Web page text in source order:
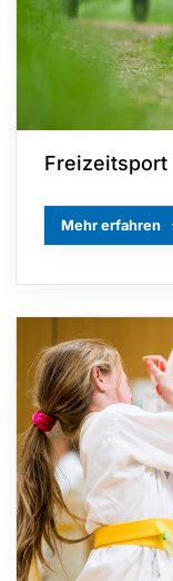
Freizeitsport
Mehr erfahren